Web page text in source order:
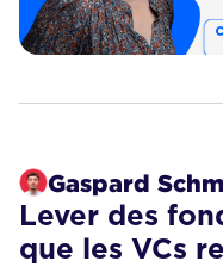
Gaspard
Lever des
que les VCs